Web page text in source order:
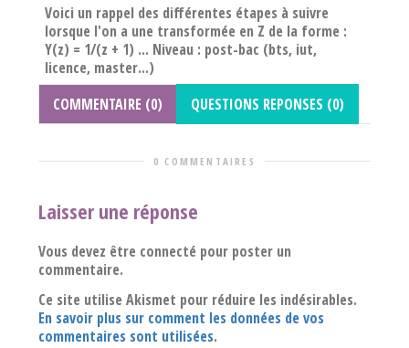
Voici un rappel des différentes étapes à suivre
lorsque l'on a une transformée en Z de la forme :
Y(z) = 1/(z + 1) ... Niveau : post-bac (bts, iut,
licence, master...)
COMMENTAIRE (0)
QUESTIONS REPONSES (0)
0 COMMENTAIRES
Laisser une réponse
Vous devez être connecté pour poster un
commentaire.
Ce site utilise Akismet pour réduire les indésirables.
En savoir plus sur comment les données de vos
commentaires sont utilisées.